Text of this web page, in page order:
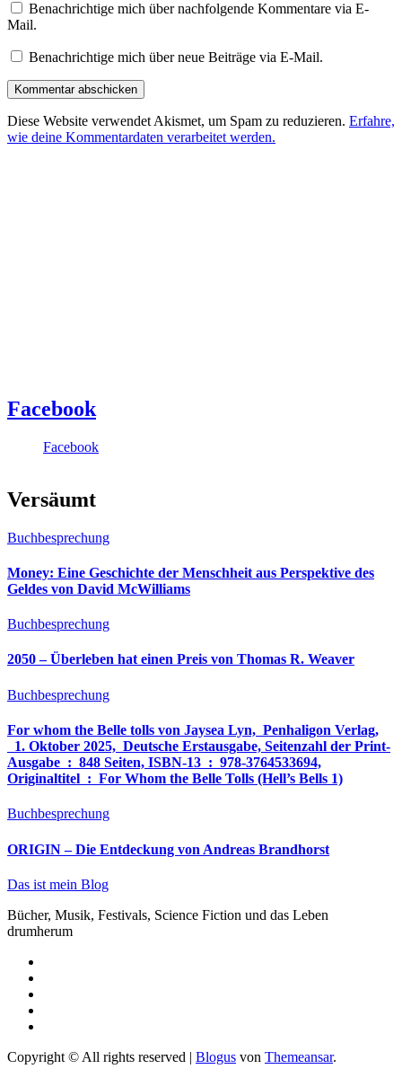
Benachrichtige mich über nachfolgende Kommentare via E-
Mail.
Benachrichtige mich über neue Beiträge via E-Mail.
Diese Website verwendet Akismet, um Spam zu reduzieren. Erfahre,
wie deine Kommentardaten verarbeitet werden.
Facebook
Facebook
Versäumt
Buchbesprechung
Money: Eine Geschichte der Menschheit aus Perspektive des
Geldes von David McWilliams
Buchbesprechung
2050 – Überleben hat einen Preis von Thomas R. Weaver
Buchbesprechung
For whom the Belle tolls von Jaysea Lyn, ‎ Penhaligon Verlag,
‎ 1. Oktober 2025, ‎ Deutsche Erstausgabe, Seitenzahl der Print-
Ausgabe ‏ : ‎ 848 Seiten, ISBN-13 ‏ : ‎ 978-3764533694,
Originaltitel ‏ : ‎ For Whom the Belle Tolls (Hell’s Bells 1)
Buchbesprechung
ORIGIN – Die Entdeckung von Andreas Brandhorst
Das ist mein Blog
Bücher, Musik, Festivals, Science Fiction und das Leben
drumherum
Copyright © All rights reserved | Blogus von Themeansar.